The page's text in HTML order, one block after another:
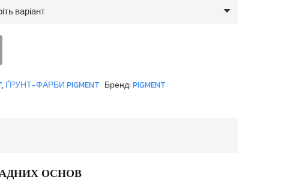
, ҐРУНТ-ФАРБИ PIGMENT Бренд:PIGMENT
ОСНОВ